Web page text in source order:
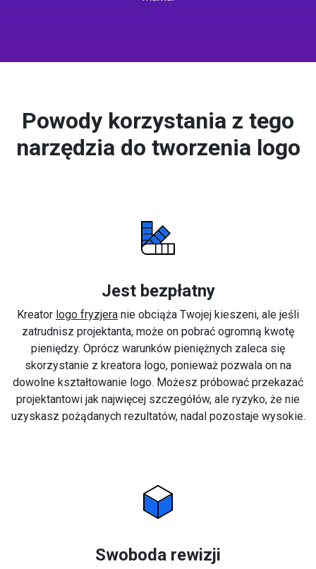
Powody korzystania z tego
narzędzia do tworzenia logo
Jest bezpłatny
Kreator logo fryzjera nie obciąża Twojej kieszeni, ale jeśli
zatrudnisz projektanta, może on pobrać ogromną kwotę
pieniędzy. Oprócz warunków pieniężnych zaleca się
skorzystanie z kreatora logo, ponieważ pozwala on na
dowolne kształtowanie logo. Możesz próbować przekazać
projektantowi jak najwięcej szczegółów, ale ryzyko, że nie
uzyskasz pożądanych rezultatów, nadal pozostaje wysokie.
Swoboda rewizji